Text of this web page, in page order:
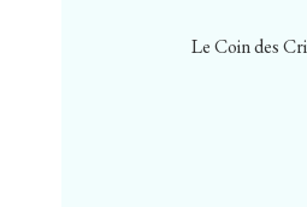
Le Coin des